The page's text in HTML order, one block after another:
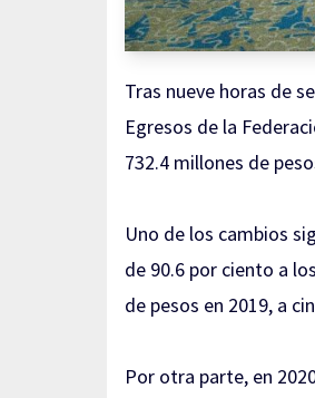
Tras nueve horas de
Egresos de la
732.4 millones de
Uno de los cambios
de 90.6 por ciento a
de pesos en 2019, a
Por otra parte, en